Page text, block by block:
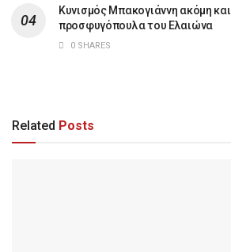
Κυνισμός Μπακογιάννη ακόμη
προσφυγόπουλα του Ελαιώνα
0 SHARES
Related Posts